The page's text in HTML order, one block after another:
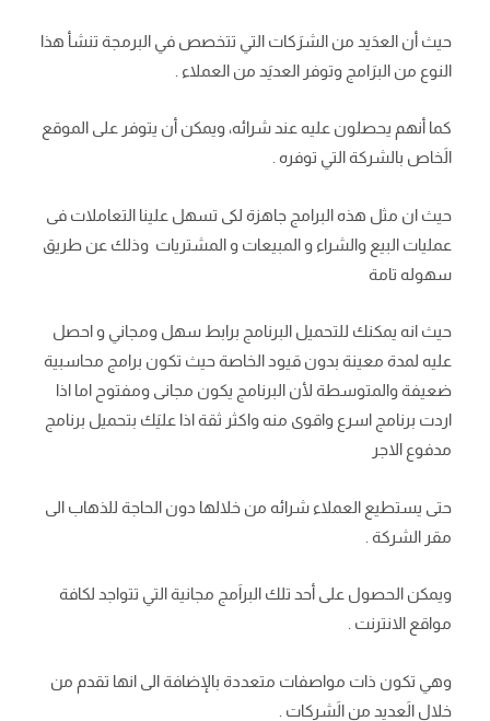
حيث أن العدَيد من الشرَكات التي تتخصص في البرمجة تنشأ هذا
النوع من البرَامج وتوفر العديَد من العملاء .
كما أنهم يحصلون عليه عند شرائه، ويمكن أن يتوفر على الموقع
الَخاص بالشركة التي توفره .
حيث ان مثل هذه البرامج جاهزة لكى تسهل علينا التعاملات فى
عمليات البيع والشراء و المبيعات و المشتريات وذلك عن طريق
سهوله تامة
حيث انه يمكنك للتحميل البرنامج برابط سهل ومجاني و احصل
عليه لمدة معينة بدون قيود الخاصة حيث تكون برامج محاسبية
ضعيفة والمتوسطة لأن البرنامج يكون مجانى ومفتوح اما اذا
اردت برنامج اسرع واقوى منه واكثر ثقة اذا عليَك بتحميل برنامج
مدفوع الاجر
حتى يستطيع العملاء شرائه من خلالها دون الحاجة للذهاب الى
مقر الشركة .
ويمكن الحصول على أحد تلك البراَمج مجانية التي تتواجد لكافة
مواقع الانترنت .
وهي تكون ذات مواصفات متعددة بالإضافة الى انها تقدم من
خلال الَعديد من الَشركات .